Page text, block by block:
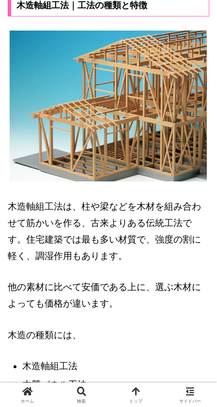
木造軸組工法｜工法の種類と特徴
木造軸組工法は、柱や梁などを木材を組み合わ
せて筋かいを作る、古来よりある伝統工法で
す。住宅建築では最も多い材質で、強度の割に
軽く、調湿作用もあります。
他の素材に比べて安価である上に、選ぶ木材に
よっても価格が違います。
木造の種類には、
木造軸組工法
木質パネル工法
ホーム 検索 トップ サイドバー